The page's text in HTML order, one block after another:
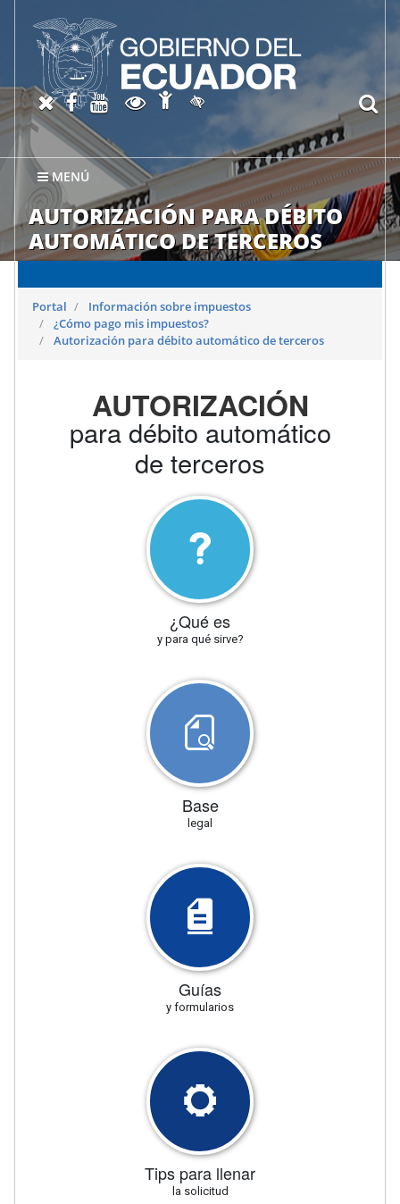
MENÚ
AUTORIZACIÓN PARA DÉBITO
AUTOMÁTICO DE TERCEROS
X oficial del SRI
Facebook oficial SRI
Canal del SRI en YouTube
Abrir página de
Abrir página de
Activar/quitar contraste
Portal
Información sobre impuestos
¿Cómo pago mis impuestos?
Autorización para débito automático de terceros
AUTORIZACIÓN
para débito automático
de terceros
¿Qué es
y para qué sirve?
Base
legal
Guías
y formularios
Tips para llenar
la solicitud